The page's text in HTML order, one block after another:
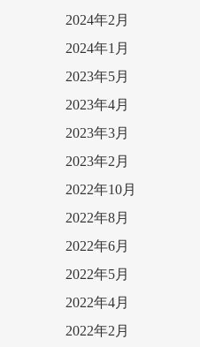
2024年2月
2024年1月
2023年5月
2023年4月
2023年3月
2023年2月
2022年10月
2022年8月
2022年6月
2022年5月
2022年4月
2022年2月